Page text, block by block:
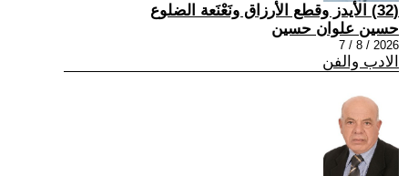
(32) الأيدز وقطع الأرزاق ونَعْنَعة الضلوع
حسين علوان حسين
2026 / 8 / 7
الادب والفن